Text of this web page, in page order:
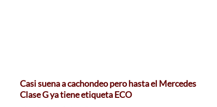
Casi suena a cachondeo pero hasta el Mercedes
Clase G ya tiene etiqueta ECO